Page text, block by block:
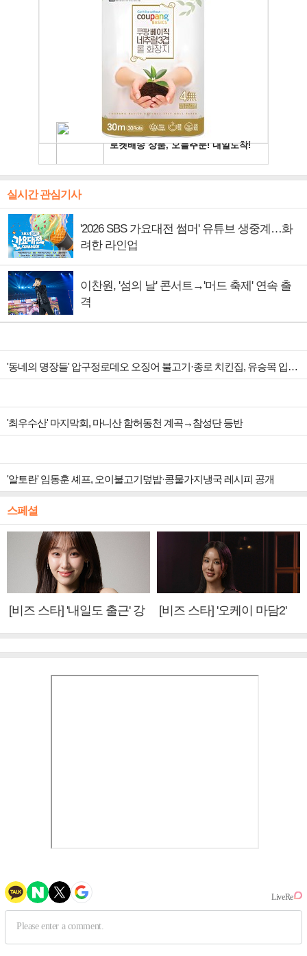
실시간 관심기사
'2026 SBS 가요대전 썸머' 유튜브 생중계…화
려한 라인업
이찬원, '섬의 날' 콘서트→'머드 축제' 연속 출
격
'동네의 명장들' 압구정로데오 오징어 불고기·종로 치킨집, 유승목 입맛 저격
'최우수산' 마지막회, 마니산 함허동천 계곡→참성단 등반
'알토란' 임동훈 셰프, 오이불고기덮밥·콩물가지냉국 레시피 공개
스페셜
[비즈 스타] '내일도 출근' 강
[비즈 스타] '오케이 마담2'